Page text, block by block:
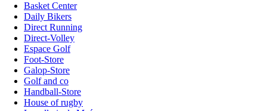
Basket Center
Daily Bikers
Direct Running
Direct-Volley
Espace Golf
Foot-Store
Galop-Store
Golf and co
Handball-Store
House of rugby